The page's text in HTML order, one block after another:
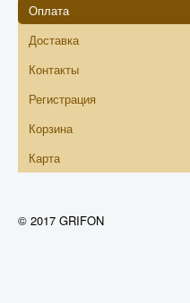
Оплата
Доставка
Контакты
Регистрация
Корзина
Карта
© 2017 GRIFON